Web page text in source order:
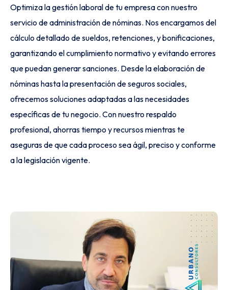
Optimiza la gestión laboral de tu empresa con nuestro
servicio de administración de nóminas. Nos encargamos del
cálculo detallado de sueldos, retenciones, y bonificaciones,
garantizando el cumplimiento normativo y evitando errores
que puedan generar sanciones. Desde la elaboración de
nóminas hasta la presentación de seguros sociales,
ofrecemos soluciones adaptadas a las necesidades
específicas de tu negocio. Con nuestro respaldo
profesional, ahorras tiempo y recursos mientras te
aseguras de que cada proceso sea ágil, preciso y conforme
a la legislación vigente.